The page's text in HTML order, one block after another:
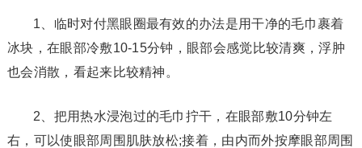
1、临时对付黑眼圈最有效的办法是用干净的毛巾裹着
冰块，在眼部冷敷10-15分钟，眼部会感觉比较清爽，浮肿
也会消散，看起来比较精神。
2、把用热水浸泡过的毛巾拧干，在眼部敷10分钟左
右，可以使眼部周围肌肤放松;接着，由内而外按摩眼部周围